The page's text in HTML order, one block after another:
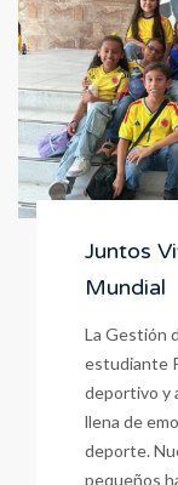
Juntos
Mundial
La Gestión
estudiante
deportivo y
llena de
deporte.
pequeños